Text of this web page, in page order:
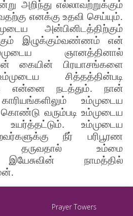
அறிந்து எல்லாவற்றுக்கும்
எனக்கு உதவி செய்யும்.
அன்பினிடத்திற்கும்
இழுக்கும்வண்ணம் என்
ஞானத்தினால்
என் கையின் பிரயாசங்களை
சித்தத்தின்படி
என்னை நடத்தும். நான்
உம்முடைய
கொண்டு வரும்படி உம்முடைய
உம்முடைய
நீர் பரிபூரண
தருவதால் உம்மை
இயேசுவின் நாமத்தில்
Prayer Towers